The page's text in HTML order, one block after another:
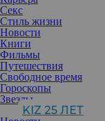
Секс
Стиль жизни
Новости
Книги
Фильмы
Путешествия
Свободное время
Гороскопы
Звезды
KIZ 25 ЛЕТ
В век вирусных
справедливо
популярности, в
время, ингредиенты
роль, не всегда
примеру, пантенол.
Если ваша кожа
вероятность, что она
входящий в состав